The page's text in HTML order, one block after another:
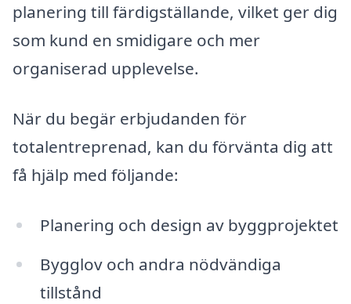
planering till färdigställande, vilket ger dig
som kund en smidigare och mer
organiserad upplevelse.
När du begär erbjudanden för
totalentreprenad, kan du förvänta dig att
få hjälp med följande:
Planering och design av byggprojektet
Bygglov och andra nödvändiga
tillstånd